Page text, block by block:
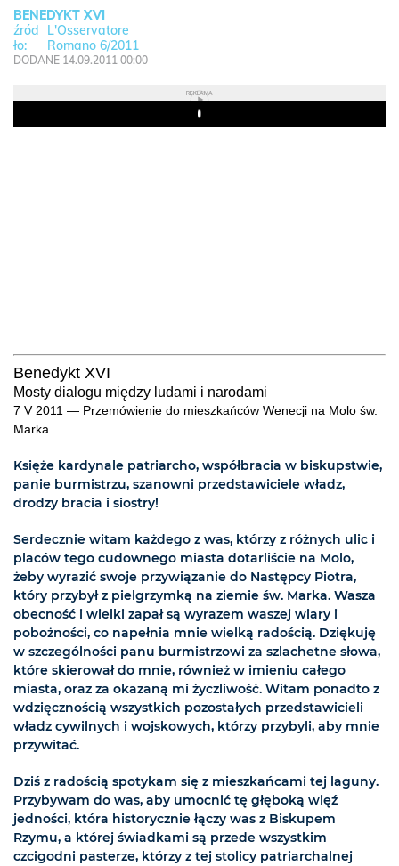
BENEDYKT XVI
L'Osservatore
Romano 6/2011
DODANE 14.09.2011 00:00
REKLAMA
Play
Benedykt XVI
Mosty dialogu między ludami i narodami
7 V 2011 — Przemówienie do mieszkańców Wenecji na Molo św.
Marka
Księże kardynale patriarcho, współbracia w biskupstwie,
panie burmistrzu, szanowni przedstawiciele władz,
drodzy bracia i siostry!
Serdecznie witam każdego z was, którzy z różnych ulic i
placów tego cudownego miasta dotarliście na Molo,
żeby wyrazić swoje przywiązanie do Następcy Piotra,
który przybył z pielgrzymką na ziemie św. Marka. Wasza
obecność i wielki zapał są wyrazem waszej wiary i
pobożności, co napełnia mnie wielką radością. Dziękuję
w szczególności panu burmistrzowi za szlachetne słowa,
które skierował do mnie, również w imieniu całego
miasta, oraz za okazaną mi życzliwość. Witam ponadto z
wdzięcznością wszystkich pozostałych przedstawicieli
władz cywilnych i wojskowych, którzy przybyli, aby mnie
przywitać.
Dziś z radością spotykam się z mieszkańcami tej laguny.
Przybywam do was, aby umocnić tę głęboką więź
jedności, która historycznie łączy was z Biskupem
Rzymu, a której świadkami są przede wszystkim
czcigodni pasterze, którzy z tej stolicy patriarchalnej